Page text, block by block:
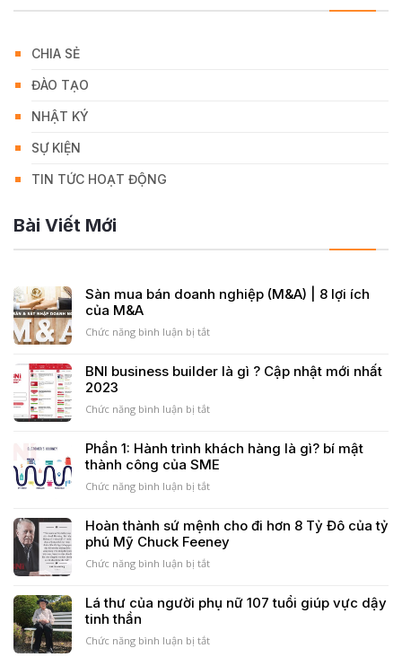
CHIA SẺ
ĐÀO TẠO
NHẬT KÝ
SỰ KIỆN
TIN TỨC HOẠT ĐỘNG
Bài Viết Mới
Sàn mua bán doanh nghiệp (M&A) | 8 lợi ích
của M&A
Chức năng bình luận bị tắtở
bán
nghiệp
8
lợi
ích
BNI business builder là gì ? Cập nhật mới nhất
2023
Chức năng bình luận bị tắtở
builder
là
gì
nhật
mới
nhất
Phần 1: Hành trình khách hàng là gì? bí mật
thành công của SME
Chức năng bình luận bị tắtở
Hành
trình
khách
gì?
mật
Hoàn thành sứ mệnh cho đi hơn 8 Tỷ Đô của tỷ
phú Mỹ Chuck Feeney
Chức năng bình luận bị tắtở
sứ
cho
Lá thư của người phụ nữ 107 tuổi giúp vực dậy
tinh thần
Chức năng bình luận bị tắtở